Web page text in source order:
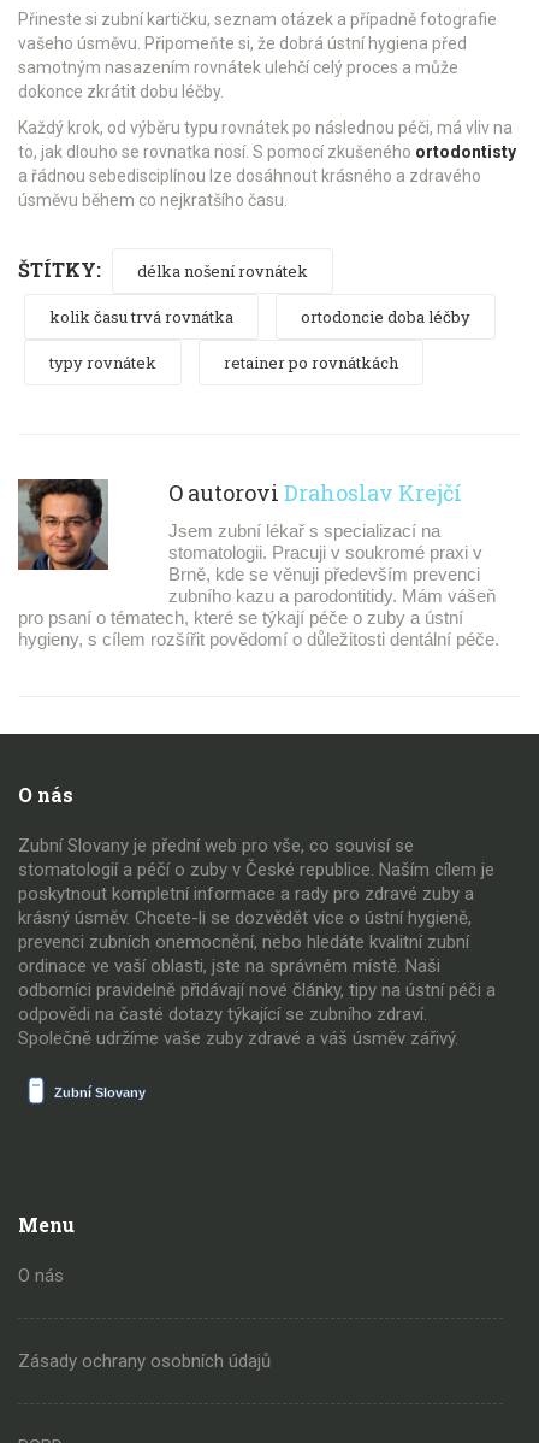
Přineste si zubní kartičku, seznam otázek a případně fotografie
vašeho úsměvu. Připomeňte si, že dobrá ústní hygiena před
samotným nasazením rovnátek ulehčí celý proces a může
dokonce zkrátit dobu léčby.
Každý krok, od výběru typu rovnátek po následnou péči, má vliv na
to, jak dlouho se rovnatka nosí. S pomocí zkušeného ortodontisty
a řádnou sebedisciplínou lze dosáhnout krásného a zdravého
úsměvu během co nejkratšího času.
ŠTÍTKY: délka nošení rovnátek
kolik času trvá rovnátka ortodoncie doba léčby
typy rovnátek retainer po rovnátkách
O autorovi Drahoslav Krejčí
Jsem zubní lékař s specializací na
stomatologii. Pracuji v soukromé praxi v
Brně, kde se věnuji především prevenci
zubního kazu a parodontitidy. Mám vášeň
pro psaní o tématech, které se týkají péče o zuby a ústní
hygieny, s cílem rozšířit povědomí o důležitosti dentální péče.
O nás
Zubní Slovany je přední web pro vše, co souvisí se
stomatologií a péčí o zuby v České republice. Naším cílem je
poskytnout kompletní informace a rady pro zdravé zuby a
krásný úsměv. Chcete-li se dozvědět více o ústní hygieně,
prevenci zubních onemocnění, nebo hledáte kvalitní zubní
ordinace ve vaší oblasti, jste na správném místě. Naši
odborníci pravidelně přidávají nové články, tipy na ústní péči a
odpovědi na časté dotazy týkající se zubního zdraví.
Společně udržíme vaše zuby zdravé a váš úsměv zářivý.
Menu
O nás
Zásady ochrany osobních údajů